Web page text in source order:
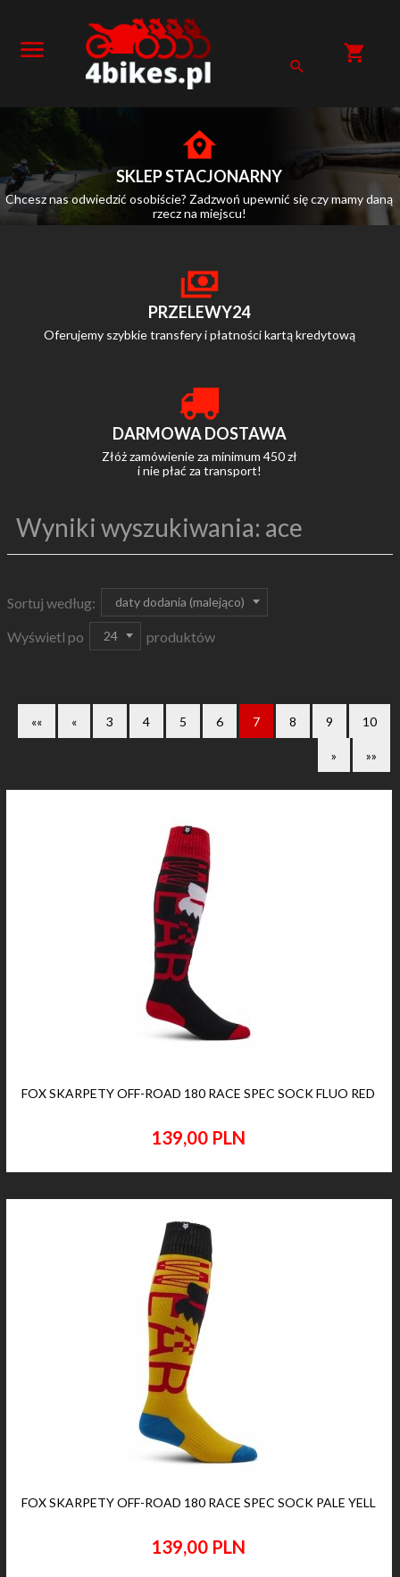
SKLEP STACJONARNY
Chcesz nas odwiedzić osobiście? Zadzwoń upewnić się czy mamy daną
rzecz na miejscu!
PRZELEWY24
Oferujemy szybkie transfery i płatności kartą kredytową
DARMOWA DOSTAWA
Złóż zamówienie za minimum 450 zł
i nie płać za transport!
Wyniki wyszukiwania: ace
Sortuj według: sortdaty dodania (malejąco)
Wyświetl po pop24 produktów
«« « 3 4 5 6 7 8 9 10
» »»
FOX SKARPETY OFF-ROAD 180 RACE SPEC SOCK FLUO RED
139,00 PLN
FOX SKARPETY OFF-ROAD 180 RACE SPEC SOCK PALE YELL
139,00 PLN